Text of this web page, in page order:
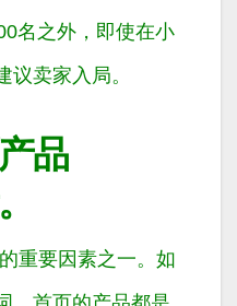
名之外，即使在小
卖家入局。
品
重要因素之一。如